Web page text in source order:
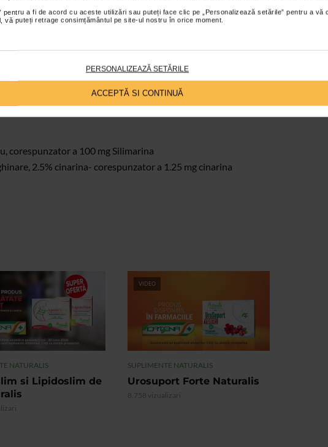
pentru a fi de acord cu aceste utilizări sau puteți face clic pe „Personalizează setările” pentru a vă
puteți retrage consimțământul pe site-ul nostru în orice moment.
PERSONALIZEAZĂ SETĂRILE
ACCEPTĂ SI CONTINUĂ
corecta si echilibrata, HepatoSuport de la Naturalis te
corespunzator a 100 mg Silimarina
2.5% cinarina- corespunzator a 1.25 mg cinarina
NATURALIS
si Lipidoslim de
VIDEO
SUPLIMENTE NATURALIS
Urosuport Forte Naturalis
8.758 vizualizari